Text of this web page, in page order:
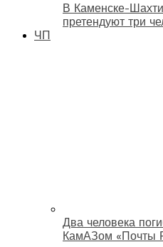
В Каменске-
претендуют три
ЧП
Два человека
КамАЗом «Почты